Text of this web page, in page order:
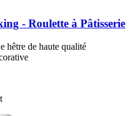
-​ Roulette à Pâtisserie
hêtre de haute qualité